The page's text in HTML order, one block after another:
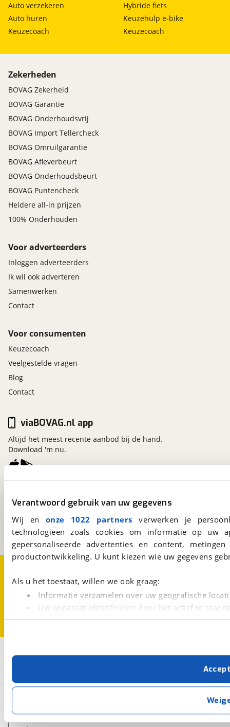
Verantwoord gebruik van uw gegevens
Wij en onze 1022 partners verwerken je
technologieën zoals cookies om informatie op
gepersonaliseerde advertenties en content,
productontwikkeling. U kunt kiezen wie uw gegevens
Als u het toestaat, willen we ook graag:
Informatie verzamelen over uw geografische
Uw apparaat identificeren door het actief te
Lees meer over hoe uw persoonlijke gegevens worden
Met cookies en vergelijkbare technieken zorgen we
cookies zorgen ervoor dat de website goed werkt.
verbeteren. We tonen je graag relevante advertenties
buiten onze website volgt – uiteraard op
privacyverklaring
. Als je weigert, plaatsen we alleen
kun je later altijd aanpassen via devoorkeurenpagina.
Opslaan
Auto verzekeren
Auto huren
Keuzecoach
Hybride fiets
Keuzehulp e-bike
Keuzecoach
Zekerheden
BOVAG Zekerheid
BOVAG Garantie
BOVAG Onderhoudsvrij
BOVAG Import Tellercheck
BOVAG Omruilgarantie
BOVAG Afleverbeurt
BOVAG Onderhoudsbeurt
BOVAG Puntencheck
Heldere all-in prijzen
100% Onderhouden
Voor adverteerders
Inloggen adverteerders
Ik wil ook adverteren
Samenwerken
Contact
Voor consumenten
Keuzecoach
Veelgestelde vragen
Blog
Contact
Kosterijland15
Een initiatief van
BOVAG
viaBOVAG.nl app
Altijd het meest recente aanbod bij de hand.
Download 'm nu.
Cookievoorkeuren
Vacatures